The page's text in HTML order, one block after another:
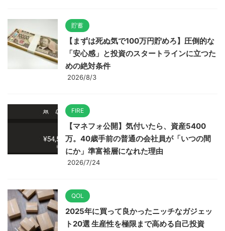
貯蓄
【まずは死ぬ気で100万円貯めろ】圧倒的な
「安心感」と投資のスタートラインに立つた
めの絶対条件
2026/8/3
FIRE
【マネフォ公開】気付いたら、資産5400
万。40歳手前の普通の会社員が「いつの間
にか」準富裕層になれた理由
2026/7/24
QOL
2025年に買って良かったニッチなガジェッ
ト20選 生産性を極限まで高める自己投資